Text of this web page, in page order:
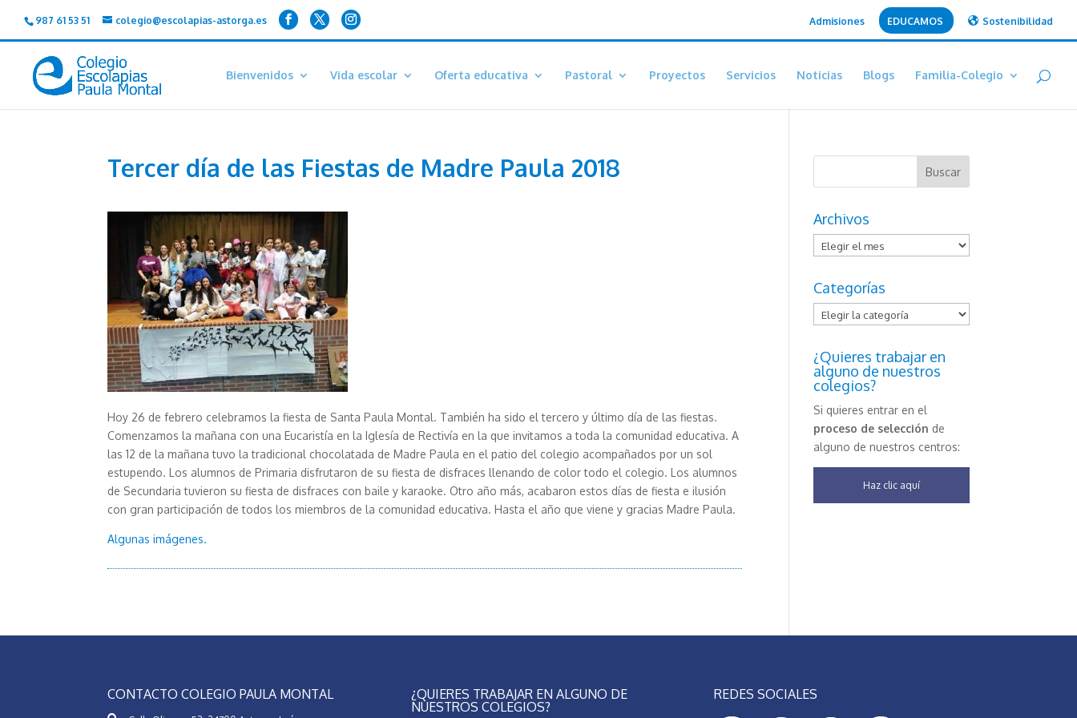
987 61 53 51 colegio@escolapias-astorga.es Admisiones EDUCAMOS Sostenibilidad
Bienvenidos Vida escolar Oferta educativa Pastoral Proyectos Servicios Noticias Blogs Familia-Colegio
Tercer día de las Fiestas de Madre Paula 2018
Hoy 26 de febrero celebramos la fiesta de Santa Paula Montal. También ha sido el tercero y último día de las fiestas.
Comenzamos la mañana con una Eucaristía en la Iglesía de Rectivía en la que invitamos a toda la comunidad educativa. A
las 12 de la mañana tuvo la tradicional chocolatada de Madre Paula en el patio del colegio acompañados por un sol
estupendo. Los alumnos de Primaria disfrutaron de su fiesta de disfraces llenando de color todo el colegio. Los alumnos
de Secundaria tuvieron su fiesta de disfraces con baile y karaoke. Otro año más, acabaron estos días de fiesta e ilusión
con gran participación de todos los miembros de la comunidad educativa. Hasta el año que viene y gracias Madre Paula.
Algunas imágenes.
Archivos
Archivos
Categorías
Categorías
¿Quieres trabajar en
alguno de nuestros
colegios?
Si quieres entrar en el
proceso de selección de
alguno de nuestros centros:
Haz clic aquí
CONTACTO COLEGIO PAULA MONTAL
¿QUIERES TRABAJAR EN ALGUNO DE
NUESTROS COLEGIOS?
REDES SOCIALES